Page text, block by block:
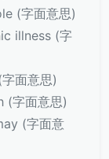
(字面意思)
illness (字
面意思)
(字面意思)
(字面意